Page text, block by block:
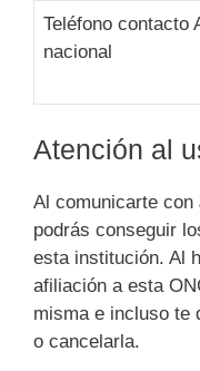
Teléfono contacto
nacional
Atención al
Al comunicarte con
podrás conseguir
esta institución. Al
afiliación a esta
misma e incluso te
o cancelarla.